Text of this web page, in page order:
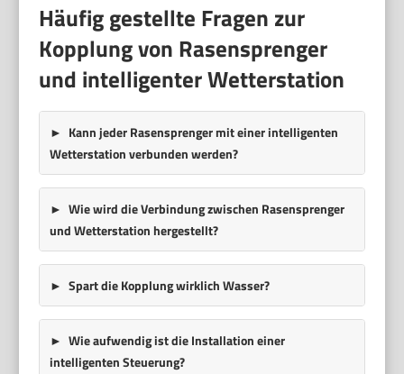
Häufig gestellte Fragen zur
Kopplung von Rasensprenger
und intelligenter Wetterstation
Kann jeder Rasensprenger mit einer intelligenten
Wetterstation verbunden werden?
Wie wird die Verbindung zwischen Rasensprenger
und Wetterstation hergestellt?
Spart die Kopplung wirklich Wasser?
Wie aufwendig ist die Installation einer
intelligenten Steuerung?